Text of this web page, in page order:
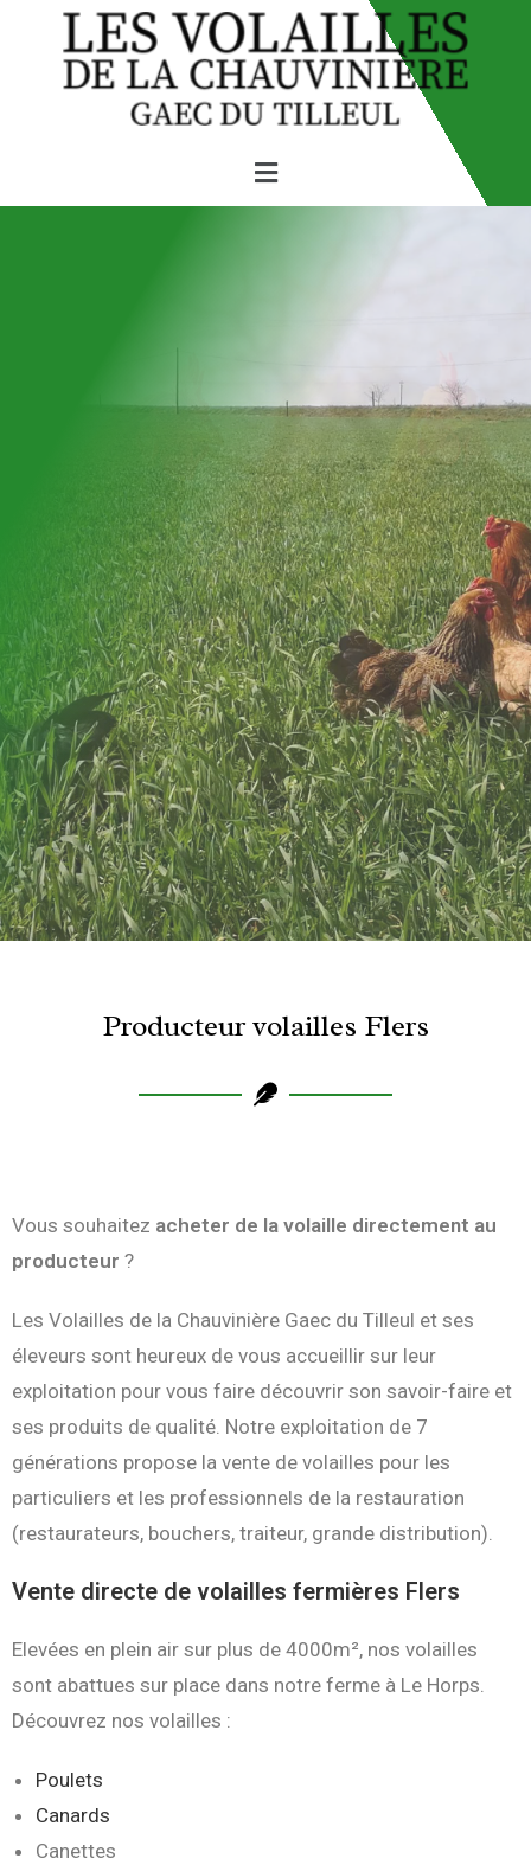
Producteur volailles Flers
Vous souhaitez acheter de la volaille directement au
producteur ?
Les Volailles de la Chauvinière Gaec du Tilleul et ses
éleveurs sont heureux de vous accueillir sur leur
exploitation pour vous faire découvrir son savoir-faire et
ses produits de qualité. Notre exploitation de 7
générations propose la vente de volailles pour les
particuliers et les professionnels de la restauration
(restaurateurs, bouchers, traiteur, grande distribution).
Vente directe de volailles fermières Flers
Elevées en plein air sur plus de 4000m², nos volailles
sont abattues sur place dans notre ferme à Le Horps.
Découvrez nos volailles :
Poulets
Canards
Canettes